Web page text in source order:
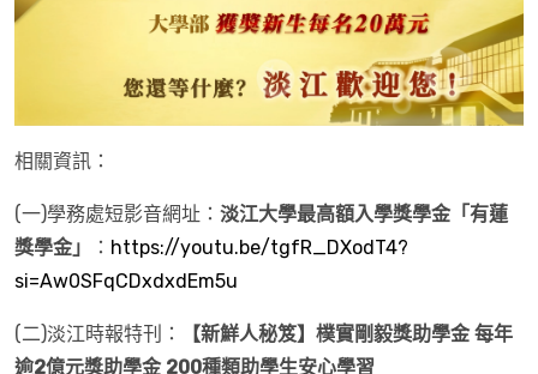
相關資訊：
(一)學務處短影音網址： 淡江大學最高額入學獎學金「有蓮
獎學金」
： https://youtu.be/tgfR_DXodT4?
si=Aw0SFqCDxdxdEm5u
(二)淡江時報特刊：
【新鮮人秘笈】樸實剛毅獎助學金 每年
逾2億元獎助學金 200種類助學生安心學習